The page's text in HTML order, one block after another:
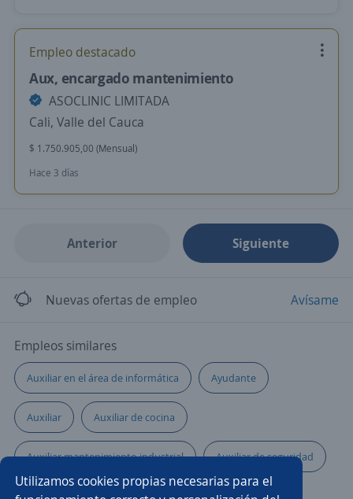
Utilizamos cookies propias necesarias para el
Empleo destacado
Aux, encargado mantenimiento
ASOCLINIC LIMITADA
Cali, Valle del Cauca
$ 1.750.905,00 (Mensual)
Hace 3 días
Anterior Siguiente
Nuevas ofertas de empleo Avísame
Empleos similares
Auxiliar en el área de informática Ayudante
Auxiliar Auxiliar de cocina
Auxiliar mantenimiento industrial Auxiliar de seguridad
Auxiliar administrativo/a Telecomunicaciones